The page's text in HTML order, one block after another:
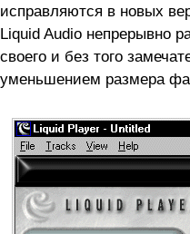
исправляются в новых
Liquid Audio непрерывно
своего и без того
уменьшением размера